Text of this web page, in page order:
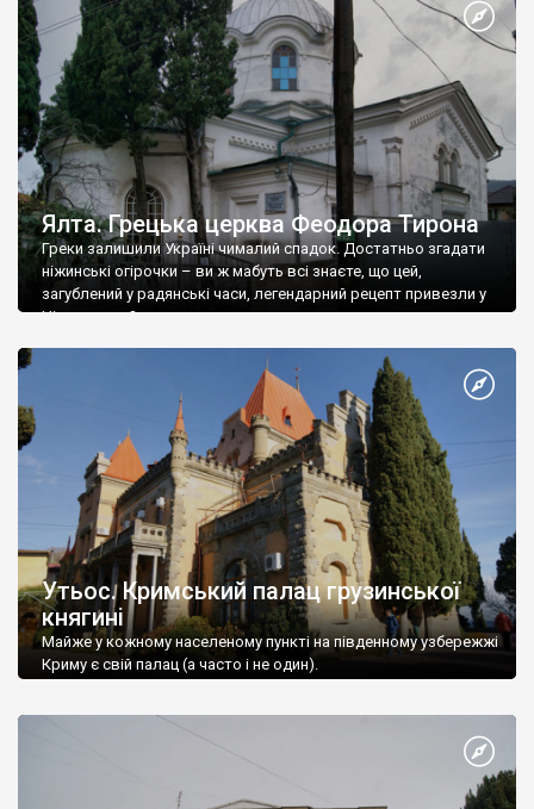
Ялта. Грецька церква Феодора Тирона
Греки залишили Україні чималий спадок. Достатньо згадати
ніжинські огірочки – ви ж мабуть всі знаєте, що цей,
загублений у радянські часи, легендарний рецепт привезли у
Ніжин греки?
Утьос. Кримський палац грузинської
княгині
Майже у кожному населеному пункті на південному узбережжі
Криму є свій палац (а часто і не один).